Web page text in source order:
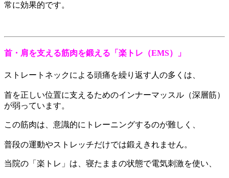
常に効果的です。
首・肩を支える筋肉を鍛える「楽トレ（EMS）」
ストレートネックによる頭痛を繰り返す人の多くは、
首を正しい位置に支えるためのインナーマッスル（深層筋）
が弱っています。
この筋肉は、意識的にトレーニングするのが難しく、
普段の運動やストレッチだけでは鍛えきれません。
当院の「楽トレ」は、寝たままの状態で電気刺激を使い、